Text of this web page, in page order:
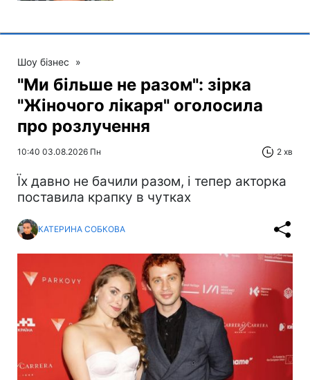
Шоу бізнес »
"Ми більше не разом": зірка
"Жіночого лікаря" оголосила
про розлучення
10:40 03.08.2026 Пн 2 хв
Їх давно не бачили разом, і тепер акторка
поставила крапку в чутках
КАТЕРИНА СОБКОВА